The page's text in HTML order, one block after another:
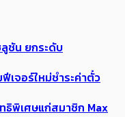
ชัน ยกระดับ
เจอร์ใหม่ชำระค่าตั๋ว
ธิพิเศษแก่สมาชิก Max